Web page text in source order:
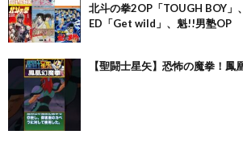
北斗の拳2OP「TOUGH BOY」
ED「Get wild」、魁!!男塾OP
【聖闘士星矢】恐怖の魔拳！鳳